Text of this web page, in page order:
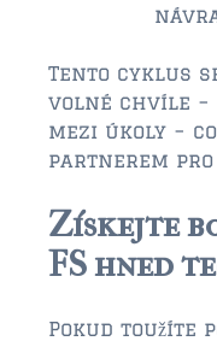
Tento cyklus
volné chvíle –
mezi úkoly –
partnerem
Získejte
FS hned
Pokud toužíte